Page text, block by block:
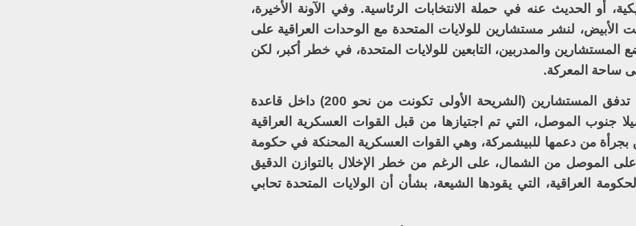
أو الحديث عنه في حملة الانتخابات الرئاسية. وفي الآونة الأخيرة،
الأبيض، لنشر مستشارين للولايات المتحدة مع الوحدات العراقية على
والمدربين، التابعين للولايات المتحدة، في خطر أكبر، لكن
ساحة المعركة.
وكانت الولايات المتحدة سارعت في تدفق المستشارين (الشريحة الأولى تكونت من نحو 200) داخل قاعدة
الجوية، على بعد حوالي 40 ميلا جنوب الموصل، التي تم اجتيازها من قبل القوات العسكرية العراقية
من دعمها للبيشمركة، وهي القوات العسكرية المحنكة في حكومة
على الموصل من الشمال، على الرغم من خطر الإخلال بالتوازن الدقيق
العراقية، التي يقودها الشيعة، بشأن أن الولايات المتحدة تحابي